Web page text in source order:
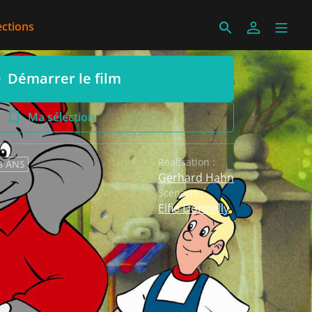
Démarrer le film
Ma sélection
ANS Réalisation :
Gerhard Hahn
Scénario :
Elfie Donnelly